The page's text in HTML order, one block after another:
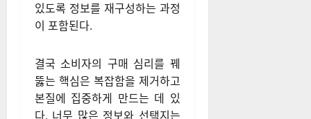
있도록 정보를 재구성하는 과정
이 포함된다.
결국 소비자의 구매 심리를 꿰
뚫는 핵심은 복잡함을 제거하고
본질에 집중하게 만드는 데 있
다. 너무 많은 정보와 선택지는